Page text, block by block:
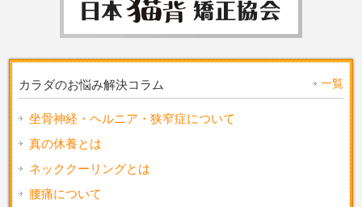
カラダのお悩み解決コラム 一覧
坐骨神経・ヘルニア・狭窄症について
真の休養とは
ネッククーリングとは
腰痛について